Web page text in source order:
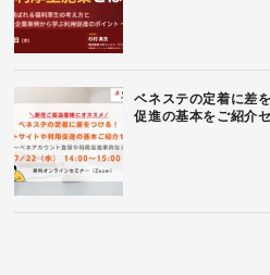
ベネステの定着に差
促進の基本をご紹介